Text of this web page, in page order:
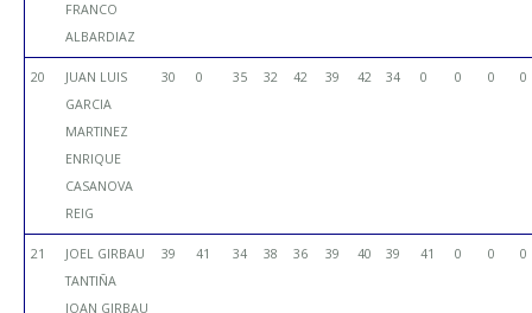
FRANCO
ALBARDIAZ
20
JUAN LUIS
GARCIA
MARTINEZ
ENRIQUE
CASANOVA
REIG
30 0 35 32 42 39 42 34 0 0 0 0
21
JOEL GIRBAU
TANTIÑA
JOAN GIRBAU
39 41 34 38 36 39 40 39 41 0 0 0